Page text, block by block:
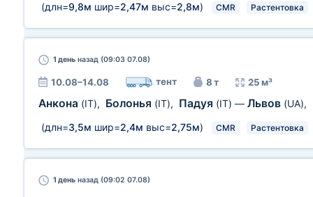
(длн=9,8м шир=2,47м выс=2,8м) CMR Растентовка
1 день назад (09:03 07.08)
10.08–14.08 тент 8 т 25 м³
Анкона (IT), Болонья (IT), Падуя (IT) — Львов (UA),
(длн=3,5м шир=2,4м выс=2,75м) CMR Растентовка
1 день назад (09:02 07.08)